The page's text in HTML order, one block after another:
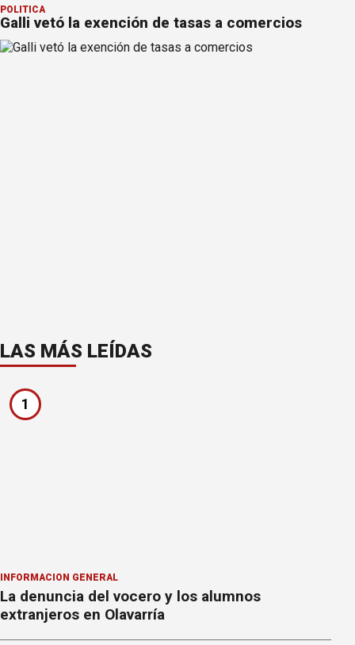
POLÍTICA
Galli vetó la exención de tasas a comercios
LAS MÁS LEÍDAS
1
INFORMACION GENERAL
La denuncia del vocero y los alumnos
extranjeros en Olavarría